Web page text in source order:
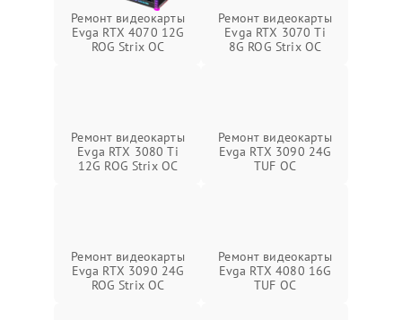
Ремонт видеокарты
Evga RTX 4070 12G
ROG Strix OC
Ремонт видеокарты
Evga RTX 3070 Ti
8G ROG Strix OC
Ремонт видеокарты
Evga RTX 3080 Ti
12G ROG Strix OC
Ремонт видеокарты
Evga RTX 3090 24G
TUF OC
Ремонт видеокарты
Evga RTX 3090 24G
ROG Strix OC
Ремонт видеокарты
Evga RTX 4080 16G
TUF OC